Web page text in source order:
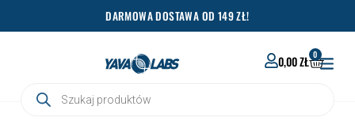
DARMOWA DOSTAWA OD 149 ZŁ!
produktów
0,00ZŁ 0
WÓZEK